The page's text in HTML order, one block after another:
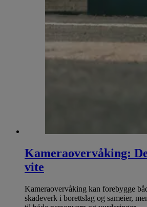
Kameraovervåking:
vite
Kameraovervåking kan forebygge
skadeverk i borettslag og sameier,